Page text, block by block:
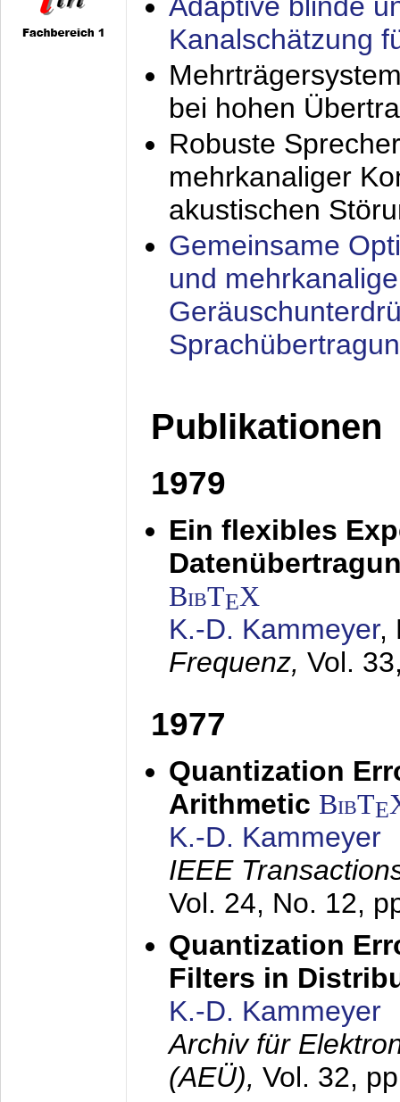
Kanalschätzung
bei hohen
Robuste
mehrkanaliger
akustischen
Gemeinsame
und
Publikationen
1979
Ein flexibles
BibTEX
K.-D. Kammeyer,
Frequenz, Vol.
1977
Quantization
Arithmetic BibTE
K.-D. Kammeyer
IEEE
Vol. 24, No. 12,
Quantization
Filters in
K.-D. Kammeyer
Archiv für
(AEÜ), Vol. 32,